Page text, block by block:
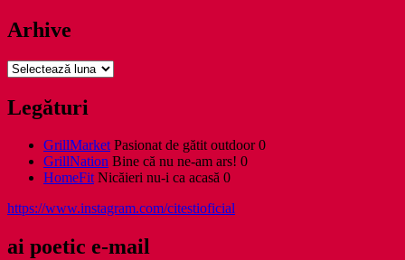
Arhive
Arhive
Legături
GrillMarketPasionat de gătit outdoor 0
GrillNation Bine că nu ne-am ars! 0
HomeFitNicăieri nu-i ca acasă 0
https://www.instagram.com/citestioficial
ai poetic e-mail